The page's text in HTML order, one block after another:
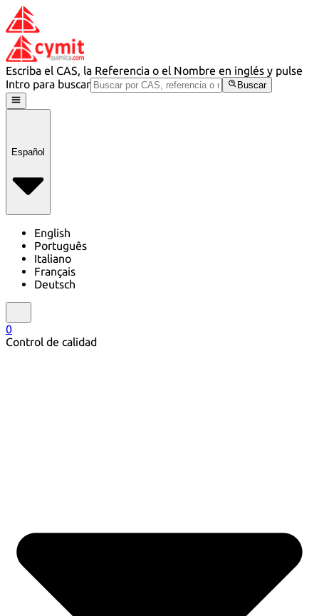
Escriba el CAS, la Referencia o el Nombre en inglés y pulse
Intro para buscar
Buscar
Español
English
Português
Italiano
Français
Deutsch
0
Control de calidad